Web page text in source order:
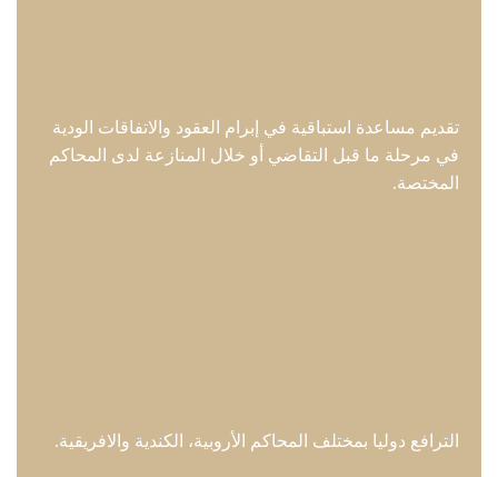
تقديم مساعدة استباقية في إبرام العقود والاتفاقات الودية
في مرحلة ما قبل التقاضي أو خلال المنازعة لدى المحاكم
المختصة.
الترافع دوليا بمختلف المحاكم الأروبية، الكندية والافريقية.